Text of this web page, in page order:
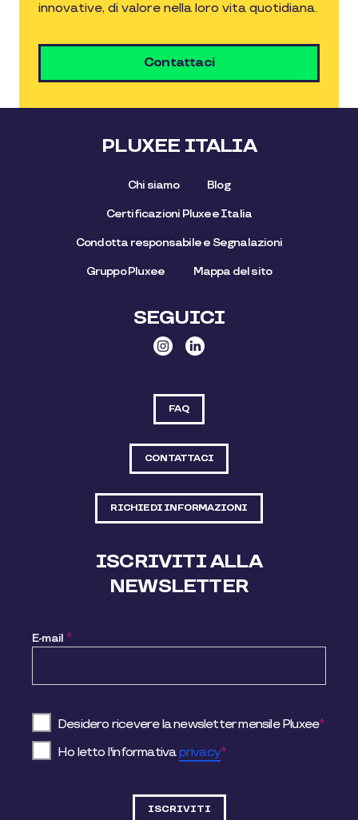
innovative, di valore nella loro vita quotidiana.
Contattaci
PLUXEE ITALIA
Chi siamo Blog
Certificazioni Pluxee Italia
Condotta responsabile e Segnalazioni
Gruppo Pluxee Mappa del sito
SEGUICI
FAQ
CONTATTACI
RICHIEDI INFORMAZIONI
ISCRIVITI ALLA
NEWSLETTER
E-mail *
Desidero ricevere la newsletter mensile Pluxee*
Ho letto l'informativaprivacy*